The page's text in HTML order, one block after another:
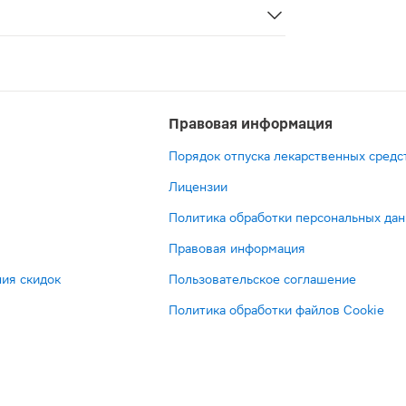
скидок
Правовая информация
Порядок отпуска лекарственных
Лицензии
Политика обработки персональных
Правовая информация
Пользовательское соглашение
Политика обработки файлов Cookie